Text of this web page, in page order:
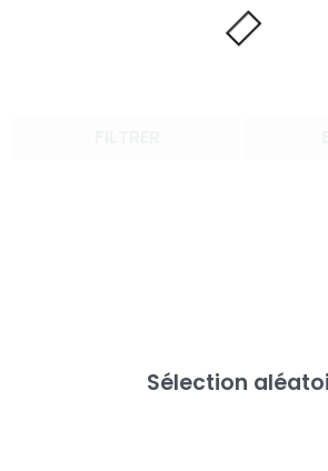
Sélection